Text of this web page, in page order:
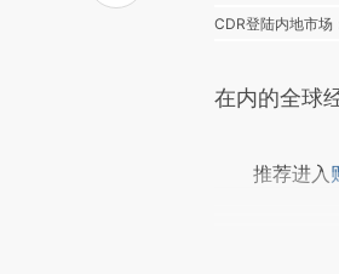
CDR登陆内地市场
在内的全球
推荐进入